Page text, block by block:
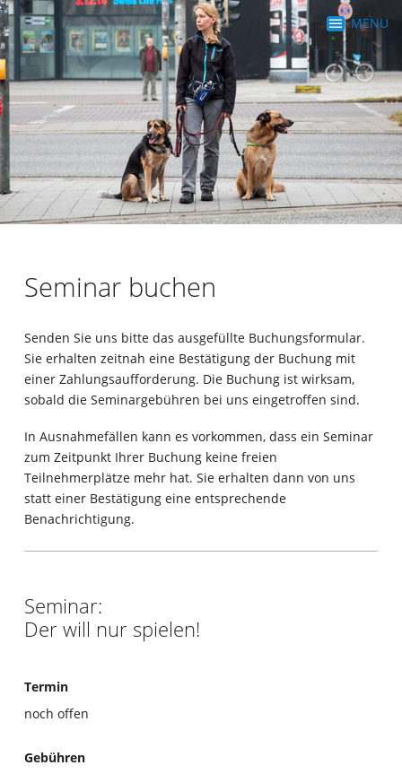
MENU
Seminar buchen
Senden Sie uns bitte das ausgefüllte Buchungsformular.
Sie erhalten zeitnah eine Bestätigung der Buchung mit
einer Zahlungsaufforderung. Die Buchung ist wirksam,
sobald die Seminargebühren bei uns eingetroffen sind.
In Ausnahmefällen kann es vorkommen, dass ein Seminar
zum Zeitpunkt Ihrer Buchung keine freien
Teilnehmerplätze mehr hat. Sie erhalten dann von uns
statt einer Bestätigung eine entsprechende
Benachrichtigung.
Seminar:
Der will nur spielen!
Termin
noch offen
Gebühren